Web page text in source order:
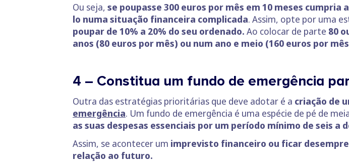
Ou seja, se poupasse 300 euros por mês em 10 meses cumpria
lo numa situação financeira complicada. Assim, opte por uma
poupar de 10% a 20% do seu ordenado. Ao colocar de parte 80
anos (80 euros por mês) ou num ano e meio (160 euros por
4 – Constitua um fundo de emergência
Outra das estratégias prioritárias que deve adotar é a criação de
emergência. Um fundo de emergência é uma espécie de pé de
as suas despesas essenciais por um período mínimo de seis a
Assim, se acontecer um imprevisto financeiro ou ficar
relação ao futuro.